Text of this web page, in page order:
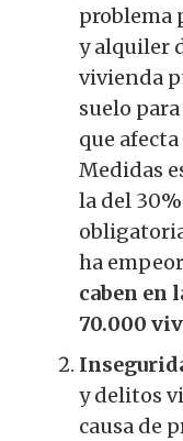
problema
y alquiler
vivienda
suelo
que
Medidas
la del
ha
caben en
70.000
y delitos
causa de